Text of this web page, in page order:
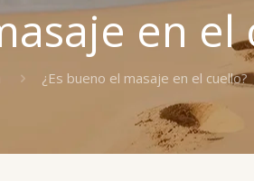
en el
¿Es bueno el masaje en el cuello?